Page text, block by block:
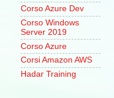
Corso Azure Dev
Corso Windows
Server 2019
Corso Azure
Corsi Amazon AWS
Hadar Training